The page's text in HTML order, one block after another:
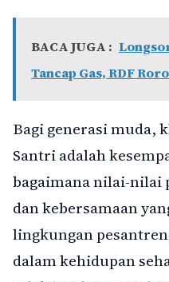
BACA JUGA :
Tancap Gas, RDF
Bagi generasi muda,
Santri adalah
bagaimana nilai-nilai
dan kebersamaan
lingkungan
dalam kehidupan